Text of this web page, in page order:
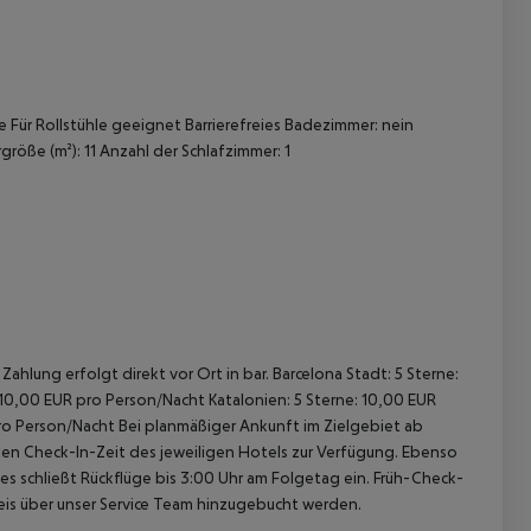
Rollstühle geeignet Barrierefreies Badezimmer: nein
(m²): 11 Anzahl der Schlafzimmer: 1
erfolgt direkt vor Ort in bar. Barcelona Stadt: 5 Sterne:
EUR pro Person/Nacht Katalonien: 5 Sterne: 10,00 EUR
Person/Nacht Bei planmäßiger Ankunft im Zielgebiet ab
Check-In-Zeit des jeweiligen Hotels zur Verfügung. Ebenso
Rückflüge bis 3:00 Uhr am Folgetag ein. Früh-Check-
unser Service Team hinzugebucht werden.